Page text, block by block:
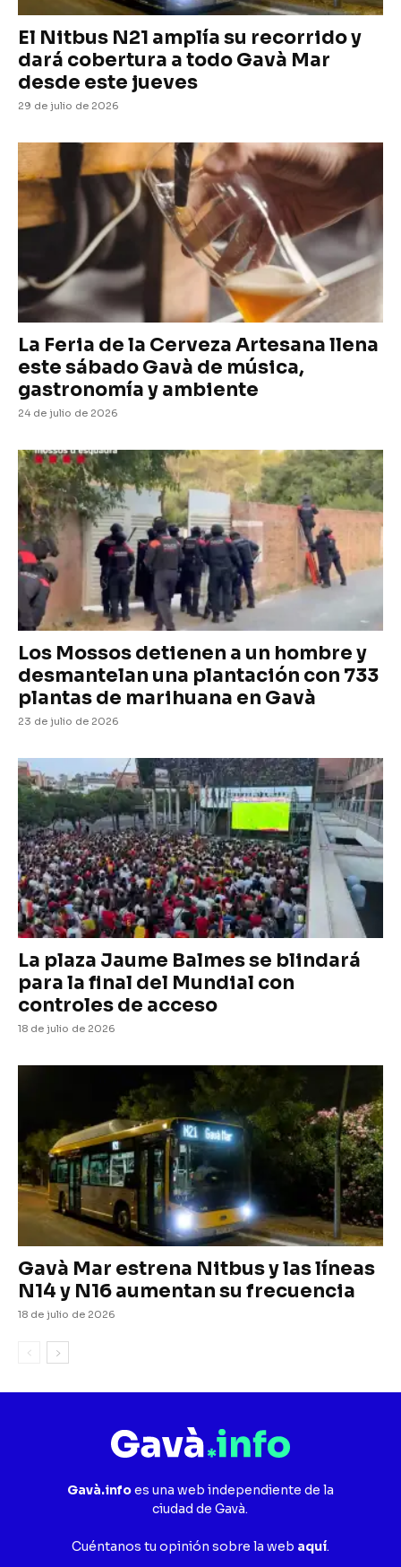
El Nitbus N21 amplía su recorrido y
dará cobertura a todo Gavà Mar
desde este jueves
29 de julio de 2026
La Feria de la Cerveza Artesana llena
este sábado Gavà de música,
gastronomía y ambiente
24 de julio de 2026
Los Mossos detienen a un hombre y
desmantelan una plantación con 733
plantas de marihuana en Gavà
23 de julio de 2026
La plaza Jaume Balmes se blindará
para la final del Mundial con
controles de acceso
18 de julio de 2026
Gavà Mar estrena Nitbus y las líneas
N14 y N16 aumentan su frecuencia
18 de julio de 2026
Gavà.infoes una web independiente de la
ciudad de Gavà.
Cuéntanos tu opinión sobre la web aquí.